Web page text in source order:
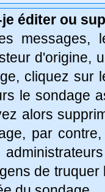
éditer ou
messages,
d'origine,
cliquez sur
le sondage
alors
par
de